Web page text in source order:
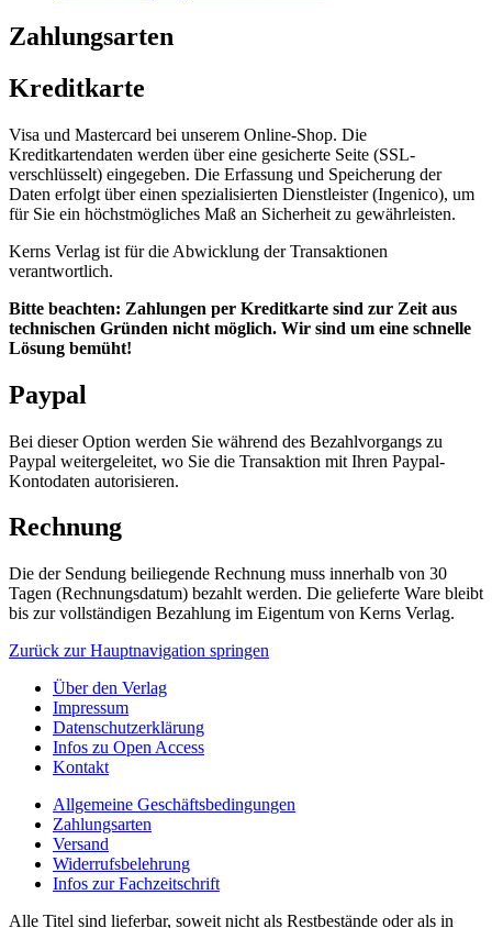
Zahlungsarten
Kreditkarte
Visa und Mastercard bei unserem Online-Shop. Die
Kreditkartendaten werden über eine gesicherte Seite (SSL-
verschlüsselt) eingegeben. Die Erfassung und Speicherung der
Daten erfolgt über einen spezialisierten Dienstleister (Ingenico), um
für Sie ein höchstmögliches Maß an Sicherheit zu gewährleisten.
Kerns Verlag ist für die Abwicklung der Transaktionen
verantwortlich.
Bitte beachten: Zahlungen per Kreditkarte sind zur Zeit aus
technischen Gründen nicht möglich. Wir sind um eine schnelle
Lösung bemüht!
Paypal
Bei dieser Option werden Sie während des Bezahlvorgangs zu
Paypal weitergeleitet, wo Sie die Transaktion mit Ihren Paypal-
Kontodaten autorisieren.
Rechnung
Die der Sendung beiliegende Rechnung muss innerhalb von 30
Tagen (Rechnungsdatum) bezahlt werden. Die gelieferte Ware bleibt
bis zur vollständigen Bezahlung im Eigentum von Kerns Verlag.
Zurück zur Hauptnavigation springen
Über den Verlag
Impressum
Datenschutzerklärung
Infos zu Open Access
Kontakt
Allgemeine Geschäftsbedingungen
Zahlungsarten
Versand
Widerrufsbelehrung
Infos zur Fachzeitschrift
Alle Titel sind lieferbar, soweit nicht als Restbestände oder als in